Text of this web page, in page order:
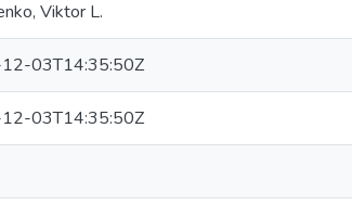
Viktor L.
03T14:35:50Z
03T14:35:50Z